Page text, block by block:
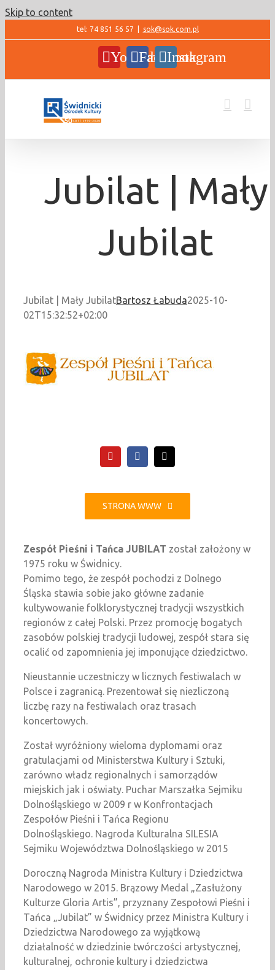
Skip to content
tel: 74 851 56 57 sok@sok.com.pl
YouTubeFacebookInstagram
Jubilat | Mały
Jubilat
Jubilat | Mały JubilatBartosz Łabuda2025-10-
02T15:32:52+02:00
STRONA WWW
Zespół Pieśni i Tańca JUBILAT został założony w
1975 roku w Świdnicy.
Pomimo tego, że zespół pochodzi z Dolnego
Śląska stawia sobie jako główne zadanie
kultywowanie folklorystycznej tradycji wszystkich
regionów z całej Polski. Przez promocję bogatych
zasobów polskiej tradycji ludowej, zespół stara się
ocalić od zapomnienia jej imponujące dziedzictwo.
Nieustannie uczestniczy w licznych festiwalach w
Polsce i zagranicą. Prezentował się niezliczoną
liczbę razy na festiwalach oraz trasach
koncertowych.
Został wyróżniony wieloma dyplomami oraz
gratulacjami od Ministerstwa Kultury i Sztuki,
zarówno władz regionalnych i samorządów
miejskich jak i oświaty. Puchar Marszałka Sejmiku
Dolnośląskiego w 2009 r w Konfrontacjach
Zespołów Pieśni i Tańca Regionu
Dolnośląskiego. Nagroda Kulturalna SILESIA
Sejmiku Województwa Dolnośląskiego w 2015
Doroczną Nagroda Ministra Kultury i Dziedzictwa
Narodowego w 2015. Brązowy Medal „Zasłużony
Kulturze Gloria Artis”, przyznany Zespołowi Pieśni i
Tańca „Jubilat” w Świdnicy przez Ministra Kultury i
Dziedzictwa Narodowego za wyjątkową
działalność w dziedzinie twórczości artystycznej,
kulturalnej, ochronie kultury i dziedzictwa